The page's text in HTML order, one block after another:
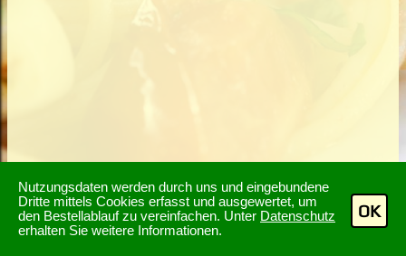
Nutzungsdaten werden durch uns und eingebundene
Dritte mittels Cookies erfasst und ausgewertet, um
den Bestellablauf zu vereinfachen. Unter Datenschutz
erhalten Sie weitere Informationen.
OK